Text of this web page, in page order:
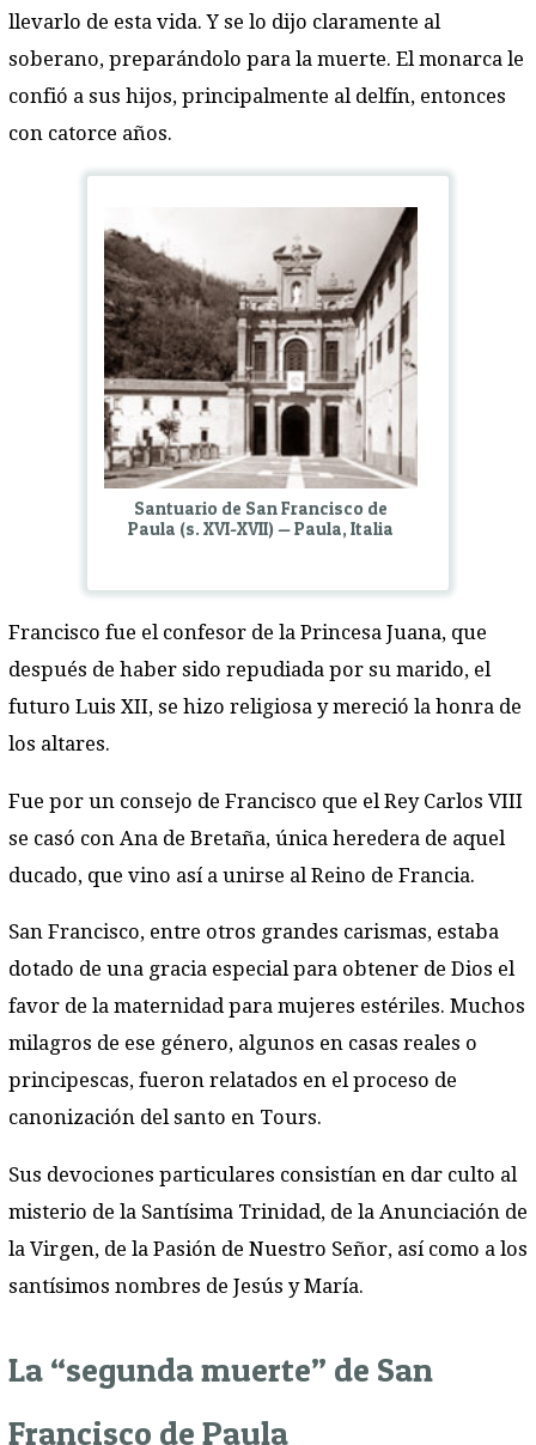
llevarlo de esta vida. Y se lo dijo claramente al
soberano, preparándolo para la muerte. El monarca le
confió a sus hijos, principalmente al delfín, entonces
con catorce años.
Santuario de San Francisco de
Paula (s. XVI-XVII) — Paula, Italia
Francisco fue el confesor de la Princesa Juana, que
después de haber sido repudiada por su marido, el
futuro Luis XII, se hizo religiosa y mereció la honra de
los altares.
Fue por un consejo de Francisco que el Rey Carlos VIII
se casó con Ana de Bretaña, única heredera de aquel
ducado, que vino así a unirse al Reino de Francia.
San Francisco, entre otros grandes carismas, estaba
dotado de una gracia especial para obtener de Dios el
favor de la maternidad para mujeres estériles. Muchos
milagros de ese género, algunos en casas reales o
principescas, fueron relatados en el proceso de
canonización del santo en Tours.
Sus devociones particulares consistían en dar culto al
misterio de la Santísima Trinidad, de la Anunciación de
la Virgen, de la Pasión de Nuestro Señor, así como a los
santísimos nombres de Jesús y María.
La “segunda muerte” de San
Francisco de Paula